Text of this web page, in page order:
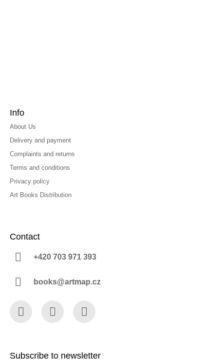
Info
About Us
Delivery and payment
Complaints and returns
Terms and conditions
Privacy policy
Art Books Distribution
Contact
+420 703 971 393
books@artmap.cz
Subscribe to newsletter